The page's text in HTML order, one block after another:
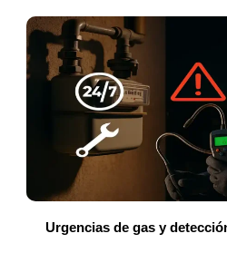
Urgencias de gas y